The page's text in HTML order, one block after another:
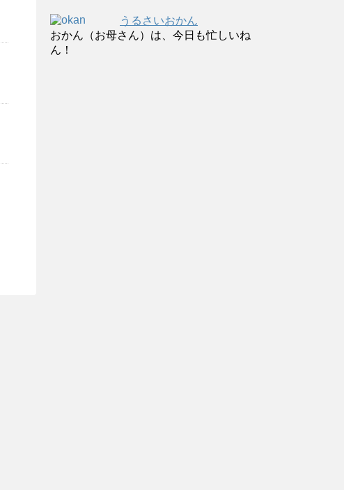
うるさいおかん
おかん（お母さん）は、今日も忙しいね
ん！